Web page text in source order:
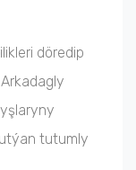
döredip
tutumly